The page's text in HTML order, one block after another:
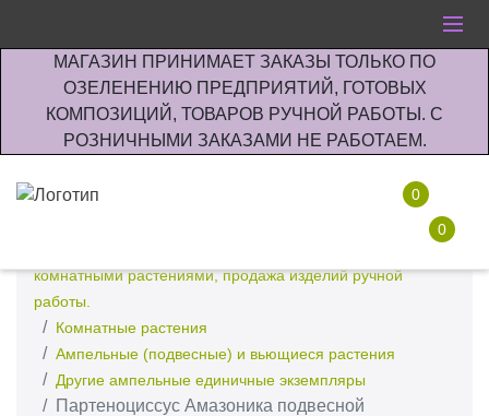
МАГАЗИН ПРИНИМАЕТ ЗАКАЗЫ ТОЛЬКО ПО
ОЗЕЛЕНЕНИЮ ПРЕДПРИЯТИЙ, ГОТОВЫХ
КОМПОЗИЦИЙ, ТОВАРОВ РУЧНОЙ РАБОТЫ. С
РОЗНИЧНЫМИ ЗАКАЗАМИ НЕ РАБОТАЕМ.
0
0
комнатными растениями, продажа изделий ручной
работы.
Комнатные растения
Ампельные (подвесные) и вьющиеся растения
Другие ампельные единичные экземпляры
Партеноциссус Амазоника подвесной